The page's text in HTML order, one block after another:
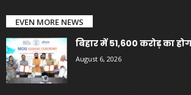
EVEN MORE NEWS
बिहार में 51,600 करोड़ का
August 6, 2026